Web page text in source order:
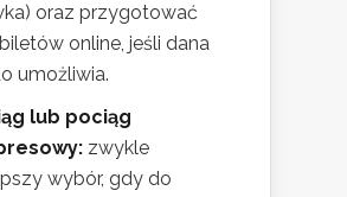
oraz przygotować
online, jeśli dana
umożliwia.
lub pociąg
zwykle
wybór, gdy do